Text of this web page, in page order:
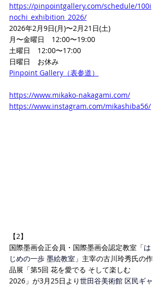
https://pinpointgallery.com/schedule/100i
nochi_exhibition_2026/
2026年2月9日(月)〜2月21日(土)
月〜金曜日　12:00〜19:00
土曜日　12:00〜17:00
日曜日　お休み
Pinpoint Gallery（表参道）
https://www.mikako-nakagami.com/
https://www.instagram.com/mikashiba56/
【2】
国際墨画会正会員・国際墨画会認定教室「は
じめの一歩 墨絵教室 」主宰の古川玲秀氏の作
品展「第5回 花を愛でる そして楽しむ
2026 」が3月25日より世田谷美術館 区民ギャ